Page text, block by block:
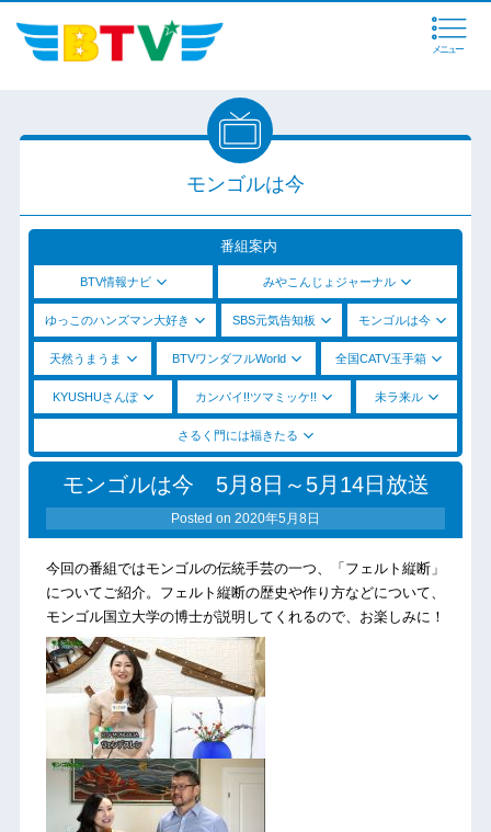
メニュー
モンゴルは今
番組案内
BTV情報ナビ みやこんじょジャーナル
ゆっこのハンズマン大好き SBS元気告知板 モンゴルは今
天然うまうま BTVワンダフルWorld 全国CATV玉手箱
KYUSHUさんぽ カンパイ!!ツマミッケ!! 未ラ来ル
さるく門には福きたる
モンゴルは今 5月8日～5月14日放送
Posted on 2020年5月8日
今回の番組ではモンゴルの伝統手芸の一つ、「フェルト縦断」
についてご紹介。フェルト縦断の歴史や作り方などについて、
モンゴル国立大学の博士が説明してくれるので、お楽しみに！